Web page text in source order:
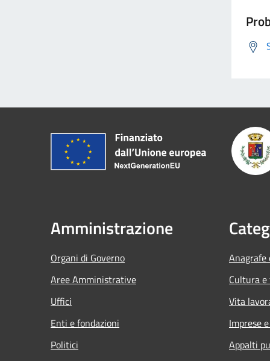
Amministrazione
Organi di Governo
Aree Amministrative
Uffici
Enti e fondazioni
Politici
Cultura
Vita
Imprese
Appalti